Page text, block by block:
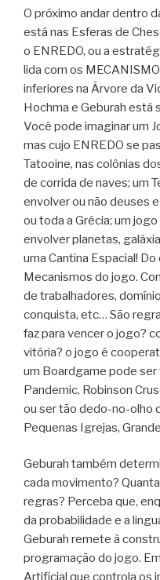
O próximo andar dentro
está nas Esferas de
o ENREDO, ou a
lida com os
inferiores na Árvore da
Hochma e Geburah está
Você pode imaginar um
mas cujo ENREDO se
Tatooine, nas colônias
de corrida de naves; um
envolver ou não deuses
ou toda a Grécia; um
envolver planetas,
uma Cantina Espacial!
Mecanismos do jogo.
de trabalhadores,
conquista, etc… São
faz para vencer o jogo?
vitória? o jogo é
um Boardgame pode
Pandemic, Robinson
ou ser tão dedo-no-olho
Pequenas Igrejas,
Geburah também
cada movimento?
regras? Perceba que,
da probabilidade e a
Geburah remete à
programação do jogo.
Artificial que controla os